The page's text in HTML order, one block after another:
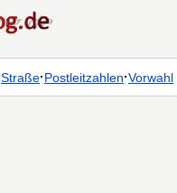
Straße·Postleitzahlen·Vorwahl